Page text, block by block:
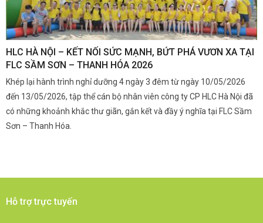
HLC HÀ NỘI – KẾT NỐI SỨC MẠNH, BỨT PHÁ VƯƠN XA TẠI
FLC SẦM SƠN – THANH HÓA 2026
Khép lại hành trình nghỉ dưỡng 4 ngày 3 đêm từ ngày 10/05/2026
đến 13/05/2026, tập thể cán bộ nhân viên công ty CP HLC Hà Nội đã
có những khoảnh khắc thư giãn, gắn kết và đầy ý nghĩa tại FLC Sầm
Sơn – Thanh Hóa.
Hỗ trợ trực tuyến